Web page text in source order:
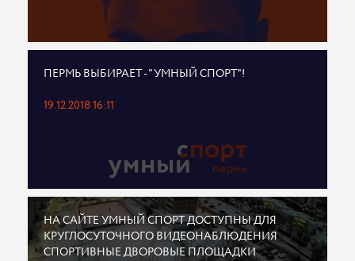
ПЕРМЬ ВЫБИРАЕТ - "УМНЫЙ СПОРТ"!
19.12.2018 16:11
НА САЙТЕ УМНЫЙ СПОРТ ДОСТУПНЫ ДЛЯ
КРУГЛОСУТОЧНОГО ВИДЕОНАБЛЮДЕНИЯ
СПОРТИВНЫЕ ДВОРОВЫЕ ПЛОЩАДКИ